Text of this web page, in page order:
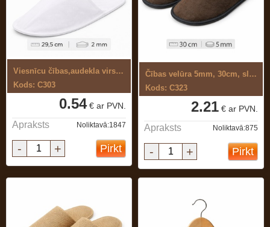
Viesnīcu čības,audekla virsma, 2mm ...
Kods: C303
0.54€ ar PVN.
Apraksts Noliktavā:1847
- + Pirkt
Čības velūra 5mm, 30cm, slēgtas, brūnas
Kods: C323
2.21 € ar PVN.
Apraksts Noliktavā:875
- + Pirkt